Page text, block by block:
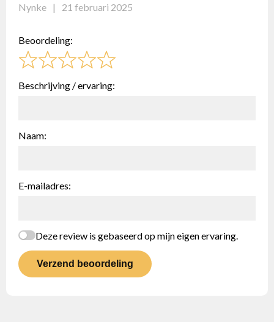
Nynke 21 februari 2025
Beoordeling:
Beschrijving / ervaring:
Naam:
E-mailadres:
Deze review is gebaseerd op mijn eigen ervaring.
Verzend beoordeling